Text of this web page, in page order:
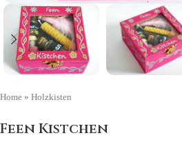
Home » Holzkisten
Feen Kistchen